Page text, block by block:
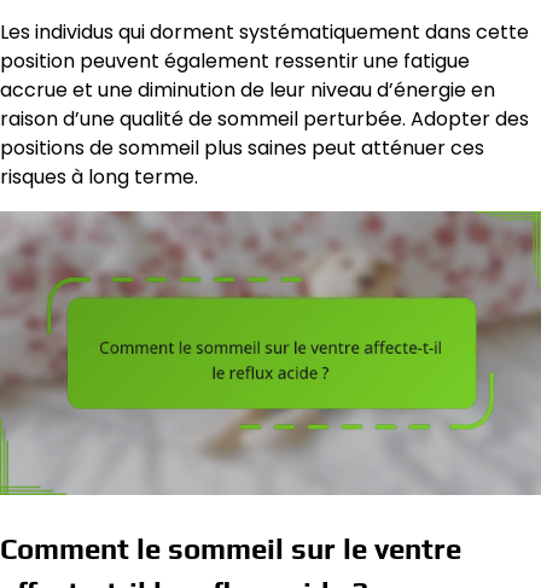
Les individus qui dorment systématiquement dans cette
position peuvent également ressentir une fatigue
accrue et une diminution de leur niveau d’énergie en
raison d’une qualité de sommeil perturbée. Adopter des
positions de sommeil plus saines peut atténuer ces
risques à long terme.
Comment le sommeil sur le ventre